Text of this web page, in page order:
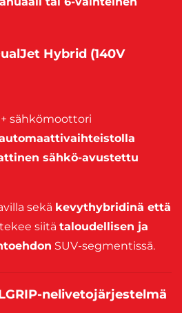
Hybrid (140V
+ sähkömoottori
sähkö-avustettu
sekä kevythybridinä että
siitä taloudellisen ja
SUV-segmentissä.
nelivetojärjestelmä